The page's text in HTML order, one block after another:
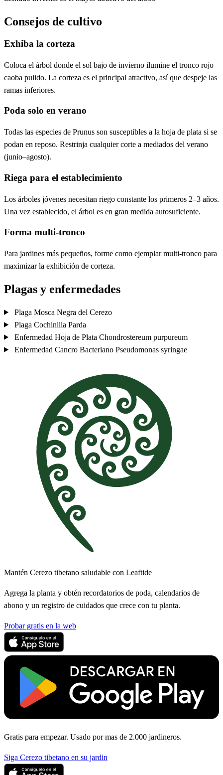
Consejos de cultivo
Exhiba la corteza
Coloca el árbol donde el sol bajo de invierno ilumine el tronco rojo
caoba pulido. La corteza es el principal atractivo, así que despeje las
ramas inferiores.
Poda solo en verano
Todas las especies de Prunus son susceptibles a la hoja de plata si se
podan en reposo. Restrinja cualquier corte a mediados del verano
(junio–agosto).
Riega para el establecimiento
Los árboles jóvenes necesitan riego constante los primeros 2–3 años.
Una vez establecido, el árbol es en gran medida autosuficiente.
Forma multi-tronco
Para jardines más pequeños, forme como ejemplar multi-tronco para
maximizar la exhibición de corteza.
Plagas y enfermedades
Plaga Mosca Negra del Cerezo
Plaga Cochinilla Parda
Enfermedad Hoja de Plata Chondrostereum purpureum
Enfermedad Cancro Bacteriano Pseudomonas syringae
Mantén Cerezo tibetano saludable con Leaftide
Agrega la planta y obtén recordatorios de poda, calendarios de
abono y un registro de cuidados que crece con tu planta.
Probar gratis en la web
Gratis para empezar. Usado por mas de 2.000 jardineros.
Siga Cerezo tibetano en su jardin